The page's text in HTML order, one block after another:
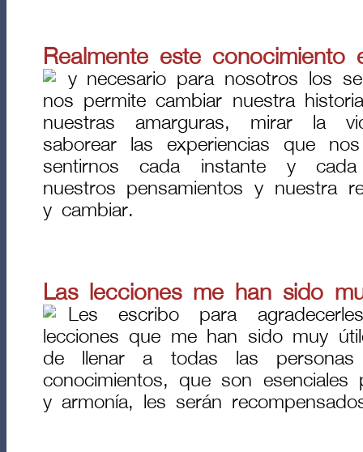
Realmente este conocimiento
y necesario para nosotros los
nos permite cambiar nuestra
nuestras amarguras, mirar la
saborear las experiencias que
sentirnos cada instante y cada
nuestros pensamientos y nuestra
y cambiar.
Las lecciones me han sido
Les escribo para
lecciones que me han sido muy
de llenar a todas las
conocimientos, que son esenciales
y armonía, les serán